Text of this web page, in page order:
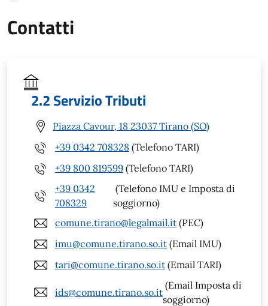
Contatti
2.2 Servizio Tributi
Piazza Cavour, 18 23037 Tirano (SO)
+39 0342 708328 (Telefono TARI)
+39 800 819599 (Telefono TARI)
+39 0342
708329
(Telefono IMU e Imposta di
soggiorno)
comune.tirano@legalmail.it (PEC)
imu@comune.tirano.so.it (Email IMU)
tari@comune.tirano.so.it (Email TARI)
ids@comune.tirano.so.it
(Email Imposta di
soggiorno)